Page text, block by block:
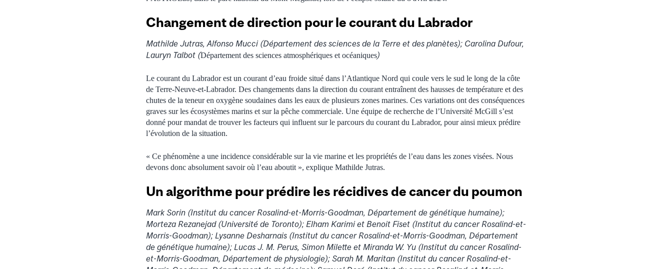
Changement de direction pour le courant du Labrador
Mathilde Jutras, Alfonso Mucci (Département des sciences de la Terre et des planètes); Carolina Dufour,
Lauryn Talbot (Département des sciences atmosphériques et océaniques)
Le courant du Labrador est un courant d’eau froide situé dans l’Atlantique Nord qui coule vers le sud le long de la côte
de Terre-Neuve-et-Labrador. Des changements dans la direction du courant entraînent des hausses de température et des
chutes de la teneur en oxygène soudaines dans les eaux de plusieurs zones marines. Ces variations ont des conséquences
graves sur les écosystèmes marins et sur la pêche commerciale. Une équipe de recherche de l’Université McGill s’est
donné pour mandat de trouver les facteurs qui influent sur le parcours du courant du Labrador, pour ainsi mieux prédire
l’évolution de la situation.
« Ce phénomène a une incidence considérable sur la vie marine et les propriétés de l’eau dans les zones visées. Nous
devons donc absolument savoir où l’eau aboutit », explique Mathilde Jutras.
Un algorithme pour prédire les récidives de cancer du poumon
Mark Sorin (Institut du cancer Rosalind-et-Morris-Goodman, Département de génétique humaine);
Morteza Rezanejad (Université de Toronto); Elham Karimi et Benoit Fiset (Institut du cancer Rosalind-et-
Morris-Goodman); Lysanne Desharnais (Institut du cancer Rosalind-et-Morris-Goodman, Département
de génétique humaine); Lucas J. M. Perus, Simon Milette et Miranda W. Yu (Institut du cancer Rosalind-
et-Morris-Goodman, Département de physiologie); Sarah M. Maritan (Institut du cancer Rosalind-et-